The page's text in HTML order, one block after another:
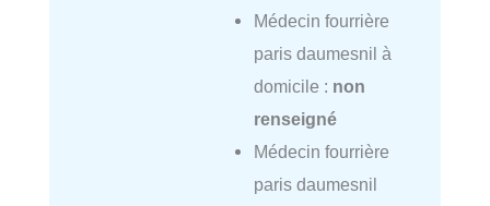
Médecin fourrière
paris daumesnil à
domicile : non
renseigné
Médecin fourrière
paris daumesnil